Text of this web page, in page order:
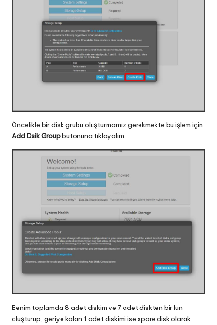
Öncelikle bir disk grubu oluşturmamız gerekmekte bu işlem için
Add Dsik Groupbutonuna tıklayalım.
Benim toplamda 8 adet diskim ve 7 adet diskten bir lun
oluşturup, geriye kalan 1 adet diskimi ise spare disk olarak